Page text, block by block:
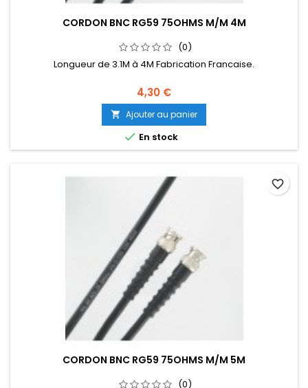
CORDON BNC RG59 75OHMS M/M 4M
(0)
Longueur de 3.1M à 4M Fabrication Francaise.
4,30 €
 Ajouter au panier
 En stock
CORDON BNC RG59 75OHMS M/M 5M
(0)
favorite_border